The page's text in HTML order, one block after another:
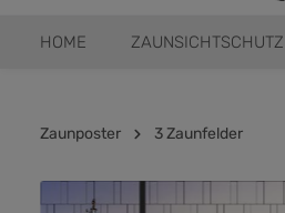
HOME ZAUNSICHTSCHUTZ
Zaunposter 3 Zaunfelder